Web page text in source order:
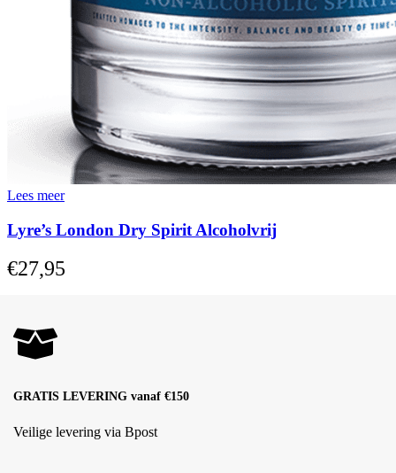
Lees meer
Lyre’s London Dry Spirit Alcoholvrij
€27,95
GRATIS LEVERING vanaf €150
Veilige levering via Bpost